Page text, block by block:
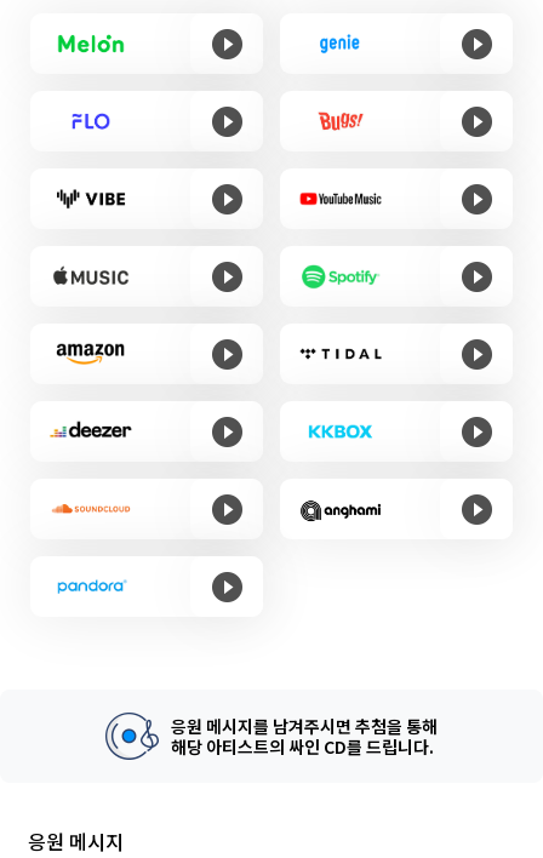
응원 메시지를 남겨주시면 추첨을 통해
해당 아티스트의 싸인 CD를 드립니다.
응원 메시지